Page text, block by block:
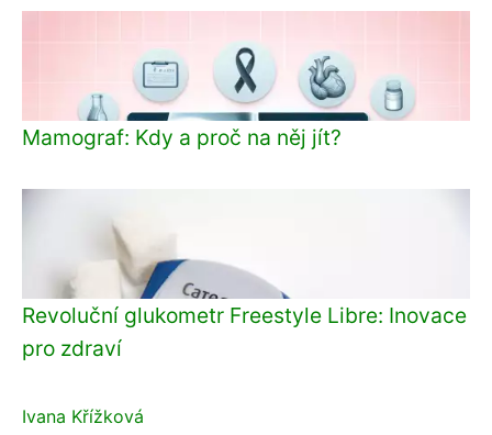
Mamograf: Kdy a proč na něj jít?
Revoluční glukometr Freestyle Libre: Inovace
pro zdraví
Ivana Křížková